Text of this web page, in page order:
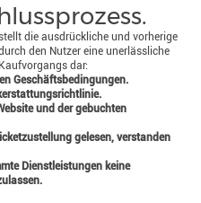
die ausdrückliche und vorherige
den Nutzer eine unerlässliche
dar:
Geschäftsbedingungen.
und der gebuchten
gelesen, verstanden
Dienstleistungen keine